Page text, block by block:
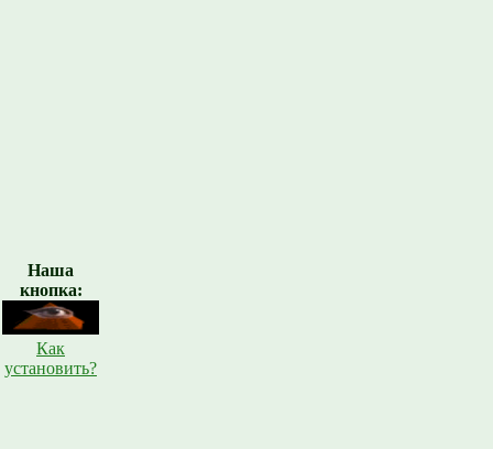
Наша
кнопка:
Как
установить?